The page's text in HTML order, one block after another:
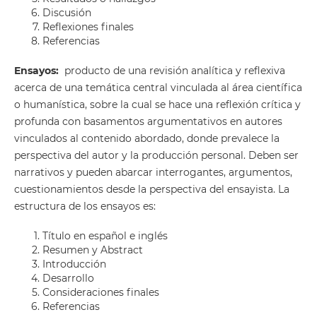
Discusión
Reflexiones finales
Referencias
Ensayos: producto de una revisión analítica y reflexiva
acerca de una temática central vinculada al área científica
o humanística, sobre la cual se hace una reflexión crítica y
profunda con basamentos argumentativos en autores
vinculados al contenido abordado, donde prevalece la
perspectiva del autor y la producción personal. Deben ser
narrativos y pueden abarcar interrogantes, argumentos,
cuestionamientos desde la perspectiva del ensayista. La
estructura de los ensayos es:
Título en español e inglés
Resumen y Abstract
Introducción
Desarrollo
Consideraciones finales
Referencias